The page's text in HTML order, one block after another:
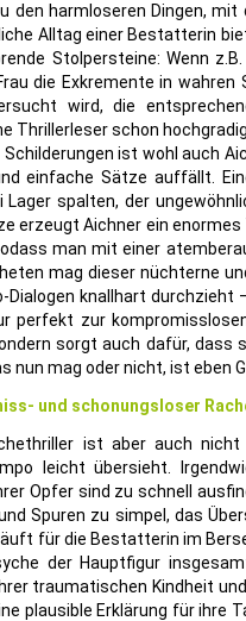
den harmloseren Dingen,
Alltag einer Bestatterin
Stolpersteine: Wenn
die Exkremente in wahren
wird, die
Thrillerleser schon
ist wohl auch
einfache Sätze auffällt.
Lager spalten, der
erzeugt Aichner ein
man mit einer
mag dieser nüchterne
Dialogen knallhart durchzieht
perfekt zur
sorgt auch dafür, dass
nun mag oder nicht, ist eben
und schonungsloser
ist aber auch
leicht übersieht.
Opfer sind zu schnell
Spuren zu simpel, das
für die Bestatterin im
der Hauptfigur
traumatischen Kindheit
plausible Erklärung für ihre